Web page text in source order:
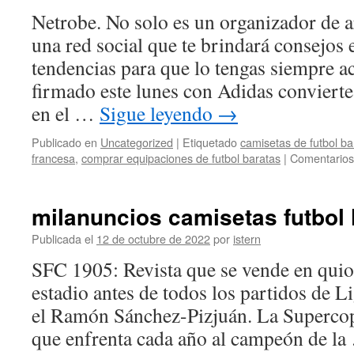
Netrobe. No solo es un organizador de
una red social que te brindará
tendencias para que lo tengas siempre
firmado este lunes con Adidas
en el … Sigue leyendo →
Publicado en Uncategorized | Etiquetadocamisetas de futbol
francesa, comprar equipaciones de futbol baratas |
milanuncios camisetas futbol
Publicada el 12 de octubre de 2022por istern
SFC 1905: Revista que se vende en
estadio antes de todos los partidos de
el Ramón Sánchez-Pizjuán. La
que enfrenta cada año al campeón de